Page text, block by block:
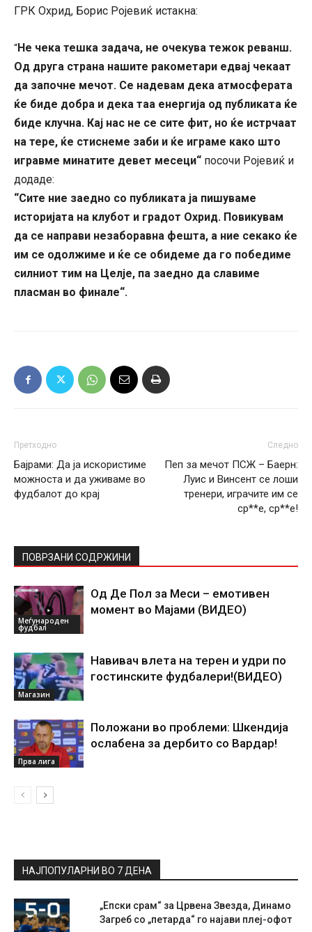
ГРК Охрид, Борис Ројевиќ истакна:
“Не чека тешка задача, не очекува тежок реванш.
Од друга страна нашите ракометари едвај чекаат
да започне мечот. Се надевам дека атмосферата
ќе биде добра и дека таа енергија од публиката ќе
биде клучна. Кај нас не се сите фит, но ќе истрчаат
на тере, ќе стиснеме заби и ќе играме како што
игравме минатите девет месеци“ посочи Ројевиќ и
додаде:
“Сите ние заедно со публиката ја пишуваме
историјата на клубот и градот Охрид. Повикувам
да се направи незаборавна фешта, а ние секако ќе
им се одолжиме и ќе се обидеме да го победиме
силниот тим на Целје, па заедно да славиме
пласман во финале“.
Претходно
Бајрами: Да ја искористиме
можноста и да уживаме во
фудбалот до крај
Следно
Пеп за мечот ПСЖ – Баерн:
Луис и Винсент се лоши
тренери, играчите им се
ср**е, ср**е!
ПОВРЗАНИ СОДРЖИНИ
Меѓународен
фудбал
Од Де Пол за Меси – емотивен
момент во Мајами (ВИДЕО)
Магазин
Навивач влета на терен и удри по
гостинските фудбалери!(ВИДЕО)
Прва лига
Положани во проблеми: Шкендија
ослабена за дербито со Вардар!
НАЈПОПУЛАРНИ ВО 7 ДЕНА
„Епски срам“ за Црвена Звезда, Динамо
Загреб со „петарда“ го најави плеј-офот